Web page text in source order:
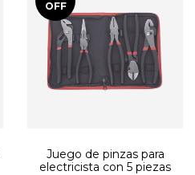
OFF
Juego de pinzas para
electricista con 5 piezas